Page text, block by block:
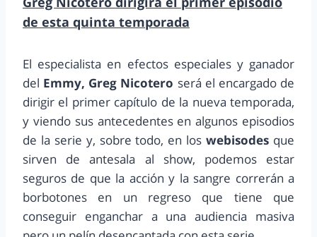
de esta quinta temporada
El especialista en efectos especiales y ganador
del Emmy, Greg Nicotero será el encargado de
dirigir el primer capítulo de la nueva temporada,
y viendo sus antecedentes en algunos episodios
de la serie y, sobre todo, en loswebisodes que
sirven de antesala al show, podemos estar
seguros de que la acción y la sangre correrán a
borbotones en un regreso que tiene que
conseguir enganchar a una audiencia masiva